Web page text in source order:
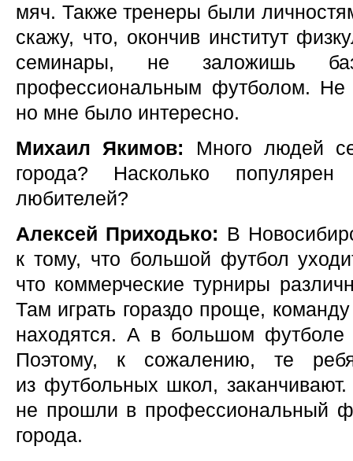
мяч. Также тренеры были
скажу, что, окончив институт
семинары, не заложишь
профессиональным футболом. Не
но мне было интересно.
Михаил Якимов: Много людей
города? Насколько
любителей?
Алексей Приходько: В
к тому, что большой футбол
что коммерческие турниры
Там играть гораздо проще,
находятся. А в большом
Поэтому, к сожалению, те
из футбольных школ,
не прошли в профессиональный
города.